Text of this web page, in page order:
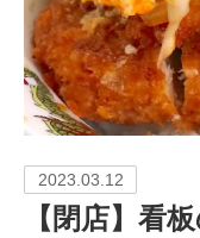
2023.03.12
【閉店】看